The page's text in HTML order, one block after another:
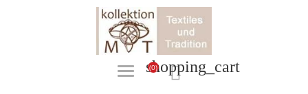
shopping_cart
(0) 